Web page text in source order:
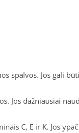
spalvos. Jos gali
Jos dažniausiai
C, E ir K. Jos ypač